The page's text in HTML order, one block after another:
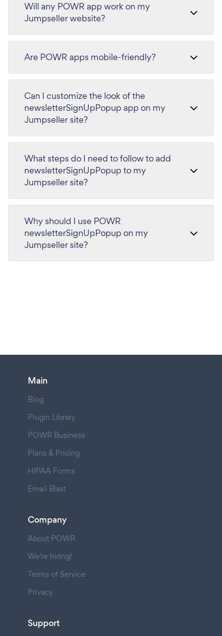
Will any POWR app work on my
Jumpseller website?
Are POWR apps mobile-friendly?
Can I customize the look of the
newsletterSignUpPopup app on my
Jumpseller site?
What steps do I need to follow to add
newsletterSignUpPopup to my
Jumpseller site?
Why should I use POWR
newsletterSignUpPopup on my
Jumpseller site?
Main
Blog
Plugin Library
POWR Business
Plans & Pricing
HIPAA Forms
Email Blast
Company
About POWR
We're hiring!
Terms of Service
Privacy
Support